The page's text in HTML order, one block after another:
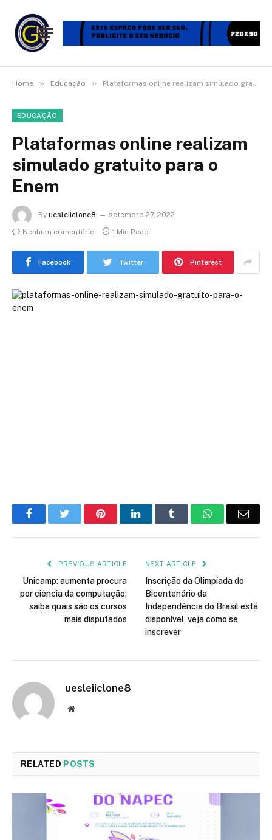
Home » Educação » Plataformas online realizam simulado gratuito para o Enem
EDUCAÇÃO
Plataformas online realizam
simulado gratuito para o
Enem
By uesleiiclone8
setembro 27, 2022
Nenhum comentário
1 Min Read
Facebook Twitter Pinterest
FacebookTwitter PinterestLinkedIn Tumblr WhatsApp
PREVIOUS ARTICLE
Unicamp: aumenta procura
por ciência da computação;
saiba quais são os cursos
mais disputados
NEXT ARTICLE
Inscrição da Olimpíada do
Bicentenário da
Independência do Brasil está
disponível, veja como se
inscrever
uesleiiclone8
Website
RELATED POSTS